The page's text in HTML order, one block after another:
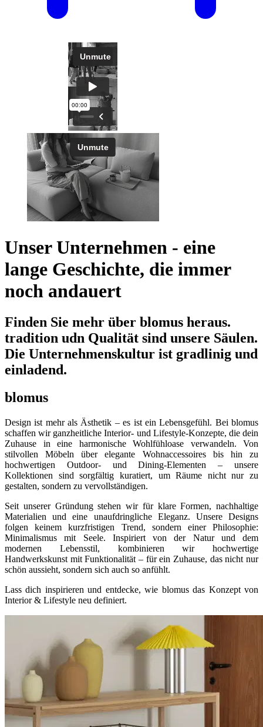
Unser Unternehmen - eine
lange Geschichte, die immer
noch andauert
Finden Sie mehr über blomus heraus.
tradition udn Qualität sind unsere Säulen.
Die Unternehmenskultur ist gradlinig und
einladend.
blomus
Design ist mehr als Ästhetik – es ist ein Lebensgefühl. Bei blomus
schaffen wir ganzheitliche Interior- und Lifestyle-Konzepte, die dein
Zuhause in eine harmonische Wohlfühloase verwandeln. Von
stilvollen Möbeln über elegante Wohnaccessoires bis hin zu
hochwertigen Outdoor- und Dining-Elementen – unsere
Kollektionen sind sorgfältig kuratiert, um Räume nicht nur zu
gestalten, sondern zu vervollständigen.
Seit unserer Gründung stehen wir für klare Formen, nachhaltige
Materialien und eine unaufdringliche Eleganz. Unsere Designs
folgen keinem kurzfristigen Trend, sondern einer Philosophie:
Minimalismus mit Seele. Inspiriert von der Natur und dem
modernen Lebensstil, kombinieren wir hochwertige
Handwerkskunst mit Funktionalität – für ein Zuhause, das nicht nur
schön aussieht, sondern sich auch so anfühlt.
Lass dich inspirieren und entdecke, wie blomus das Konzept von
Interior & Lifestyle neu definiert.